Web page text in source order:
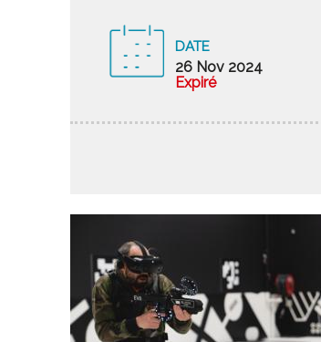
DATE
26 Nov 2024
Expiré